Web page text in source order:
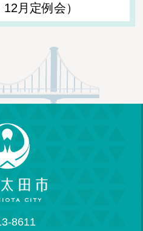
月定例会）
8611